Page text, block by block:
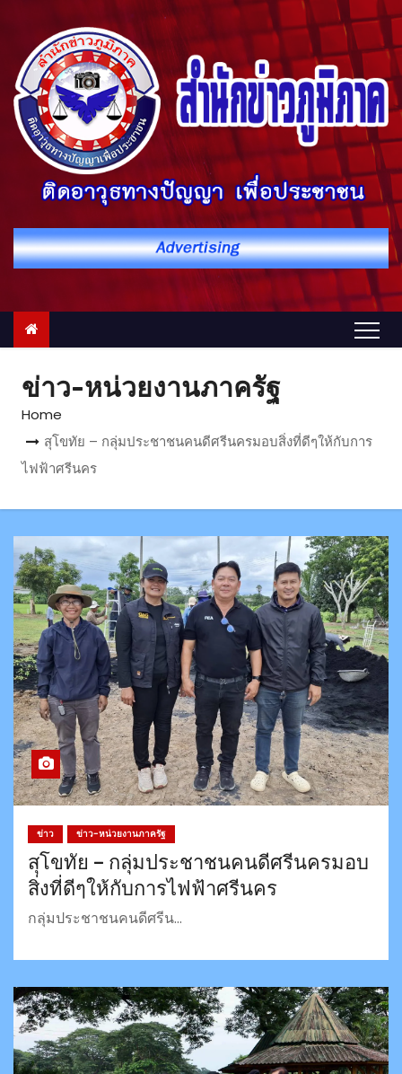
t
ข่าว-หน่วยงานภาครัฐ
Home
สุโขทัย – กลุ่มประชาชนคนดีศรีนครมอบสิ่งที่ดีๆให้กับการ
ไฟฟ้าศรีนคร
ข่าว ข่าว-หน่วยงานภาครัฐ
สุโขทัย – กลุ่มประชาชนคนดีศรีนครมอบ
สิ่งที่ดีๆให้กับการไฟฟ้าศรีนคร
กลุ่มประชาชนคนดีศรีน…